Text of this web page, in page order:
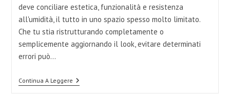
deve conciliare estetica, funzionalità e resistenza
all'umidità, il tutto in uno spazio spesso molto limitato.
Che tu stia ristrutturando completamente o
semplicemente aggiornando il look, evitare determinati
errori può…
Continua A LeggereArredo
Bagno